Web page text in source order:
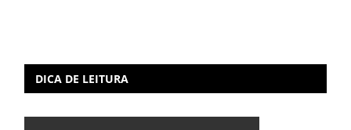
DICA DE LEITURA